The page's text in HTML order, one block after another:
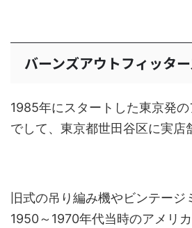
バーンズアウトフィッタ
1985年にスタートした東京発
でして、東京都世田谷区に実店
旧式の吊り編み機やビンテージ
1950～1970年代当時のアメリ